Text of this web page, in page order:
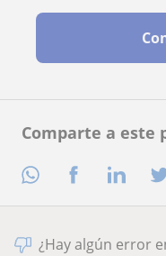
Comparte a este
¿Hay algún error